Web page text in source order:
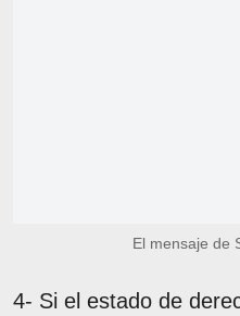
El mensaje de
4- Si el estado de